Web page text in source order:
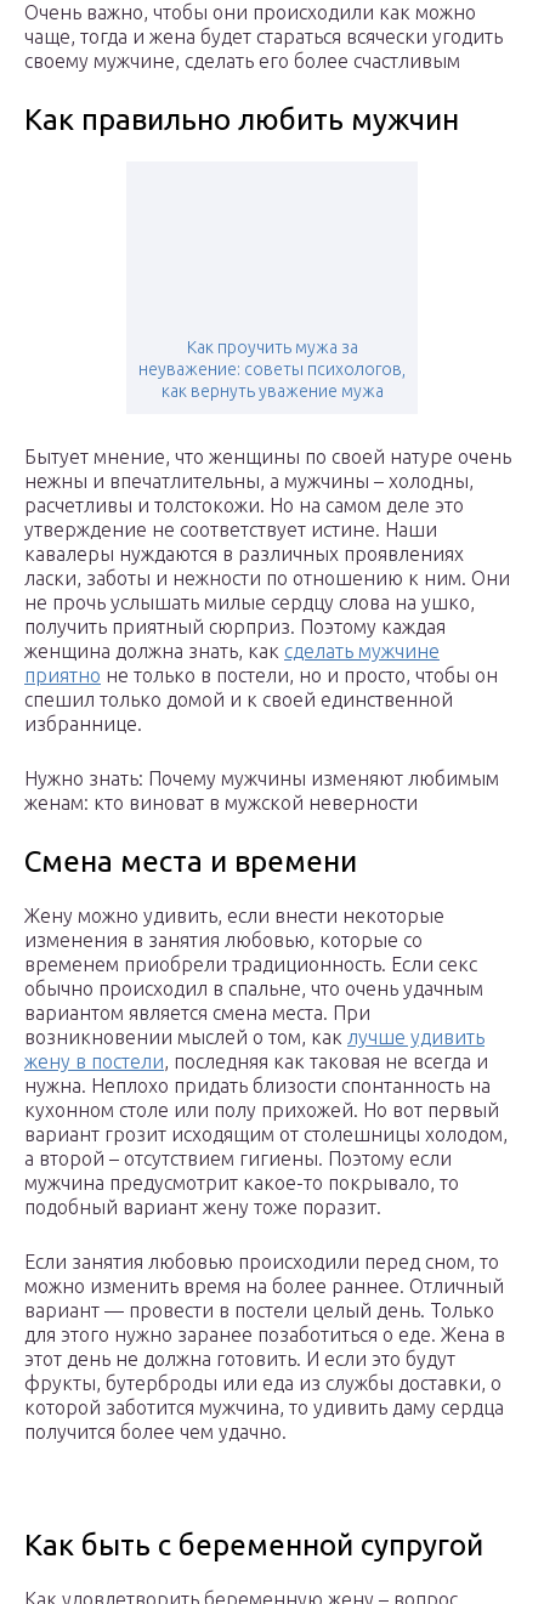
Очень важно, чтобы они происходили как можно
чаще, тогда и жена будет стараться всячески угодить
своему мужчине, сделать его более счастливым
Как правильно любить мужчин
Как проучить мужа за
неуважение: советы психологов,
как вернуть уважение мужа
Бытует мнение, что женщины по своей натуре очень
нежны и впечатлительны, а мужчины – холодны,
расчетливы и толстокожи. Но на самом деле это
утверждение не соответствует истине. Наши
кавалеры нуждаются в различных проявлениях
ласки, заботы и нежности по отношению к ним. Они
не прочь услышать милые сердцу слова на ушко,
получить приятный сюрприз. Поэтому каждая
женщина должна знать, как сделать мужчине
приятно не только в постели, но и просто, чтобы он
спешил только домой и к своей единственной
избраннице.
Нужно знать: Почему мужчины изменяют любимым
женам: кто виноват в мужской неверности
Смена места и времени
Жену можно удивить, если внести некоторые
изменения в занятия любовью, которые со
временем приобрели традиционность. Если секс
обычно происходил в спальне, что очень удачным
вариантом является смена места. При
возникновении мыслей о том, как лучше удивить
жену в постели, последняя как таковая не всегда и
нужна. Неплохо придать близости спонтанность на
кухонном столе или полу прихожей. Но вот первый
вариант грозит исходящим от столешницы холодом,
а второй – отсутствием гигиены. Поэтому если
мужчина предусмотрит какое-то покрывало, то
подобный вариант жену тоже поразит.
Если занятия любовью происходили перед сном, то
можно изменить время на более раннее. Отличный
вариант — провести в постели целый день. Только
для этого нужно заранее позаботиться о еде. Жена в
этот день не должна готовить. И если это будут
фрукты, бутерброды или еда из службы доставки, о
которой заботится мужчина, то удивить даму сердца
получится более чем удачно.
Как быть с беременной супругой
Как удовлетворить беременную жену – вопрос